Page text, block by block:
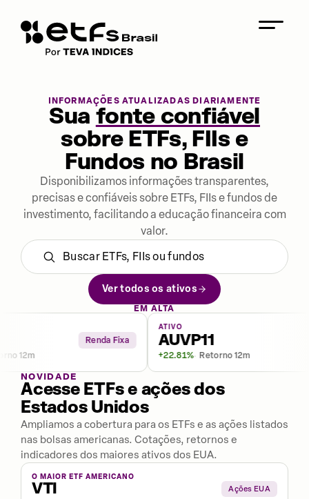
INFORMAÇÕES ATUALIZADAS DIARIAMENTE
Sua fonte confiável
sobre ETFs, FIIs e
Fundos no Brasil
Disponibilizamos informações transparentes,
precisas e confiáveis sobre ETFs, FIIs e fundos de
investimento, facilitando a educação financeira com
valor.
Ver todos os ativos
EM ALTA
Renda Fixa
12m
ATIVO
AUVP11
+22.81% Retorno 12m
NOVIDADE
Acesse ETFs e ações dos
Estados Unidos
Ampliamos a cobertura para os ETFs e as ações listados
nas bolsas americanas. Cotações, retornos e
indicadores dos maiores ativos dos EUA.
O MAIOR ETF AMERICANO
VTI Ações EUA